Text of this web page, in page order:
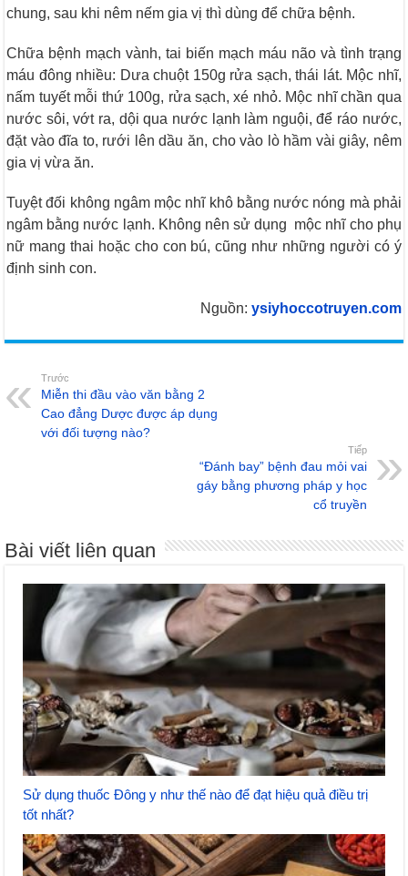
chung, sau khi nêm nếm gia vị thì dùng để chữa bệnh.
Chữa bệnh mạch vành, tai biến mạch máu não và tình trạng
máu đông nhiều: Dưa chuột 150g rửa sạch, thái lát. Mộc nhĩ,
nấm tuyết mỗi thứ 100g, rửa sạch, xé nhỏ. Mộc nhĩ chần qua
nước sôi, vớt ra, dội qua nước lạnh làm nguội, để ráo nước,
đặt vào đĩa to, rưới lên dầu ăn, cho vào lò hầm vài giây, nêm
gia vị vừa ăn.
Tuyệt đối không ngâm mộc nhĩ khô bằng nước nóng mà phải
ngâm bằng nước lạnh. Không nên sử dụng mộc nhĩ cho phụ
nữ mang thai hoặc cho con bú, cũng như những người có ý
định sinh con.
Nguồn: ysiyhoccotruyen.com
Trước
Miễn thi đầu vào văn bằng 2
Cao đẳng Dược được áp dụng
với đối tượng nào?
Tiếp
“Đánh bay” bệnh đau mỏi vai
gáy bằng phương pháp y học
cổ truyền
Bài viết liên quan
Sử dụng thuốc Đông y như thế nào để đạt hiệu quả điều trị
tốt nhất?